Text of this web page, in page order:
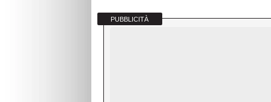
PUBBLICITÀ